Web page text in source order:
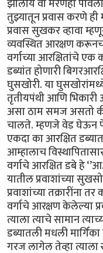
झालाय वा मरणही
तुझ्यातून प्रवास करणे
प्रवास सुखकर व्हावा
व्यवस्थित आरक्षण
वर्गाच्या आरक्षितांचे
डब्यांत होणारी
घुसखोरी. या
तृतीयपंथी आणि भिकारी
असा ठाम समज असतो
चालते. म्हणजे वेड घेऊन
एकदा का आरक्षित
आम्हालाच
वर्गाचे आरक्षित डबे हे
यातील प्रवाशांच्या
प्रवाशांच्या तक्रारींना
वर्गाचे आरक्षण केलेल्या
त्याला त्याचे सामान
डब्यातली मधली
गरज लागेल तेव्हा